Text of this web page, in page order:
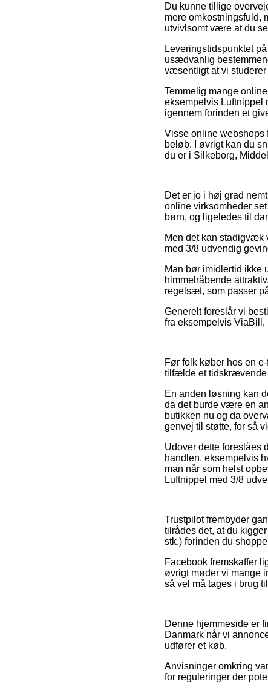
Du kunne tillige
mere omkostningsfuld,
utvivlsomt være at du
Leveringstidspunktet
usædvanlig
væsentligt at vi
Temmelig mange
eksempelvis Luftnippel
igennem forinden et
Visse online webshops
beløb. I øvrigt kan du
du er i Silkeborg,
Det er jo i høj grad
online virksomheder
børn, og ligeledes til
Men det kan stadigvæk
med 3/8 udvendig
Man bør imidlertid ikke
himmelråbende
regelsæt, som passer
Generelt foreslår vi
fra eksempelvis
Før folk køber hos en
tilfælde et tidskrævende
En anden løsning kan
da det burde være en
butikken nu og da
genvej til støtte, for så
Udover dette foreslåes
handlen, eksempelvis
man når som helst
Luftnippel med 3/8
Trustpilot frembyder
tilrådes det, at du
stk.) forinden du
Facebook fremskaffer
øvrigt møder vi mange
så vel må tages i brug
Denne hjemmeside er
Danmark når vi
udfører et køb.
Anvisninger omkring
for reguleringer der